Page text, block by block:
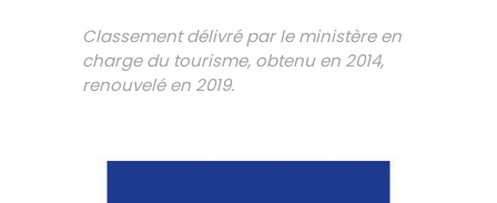
Classement délivré par le ministère en
charge du tourisme, obtenu en 2014,
renouvelé en 2019.